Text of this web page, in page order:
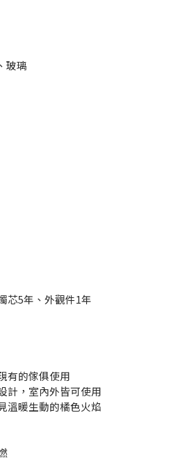
玻璃
芯5年、外觀件1年
有的傢俱使用
計，室內外皆可使用
溫暖生動的橘色火焰